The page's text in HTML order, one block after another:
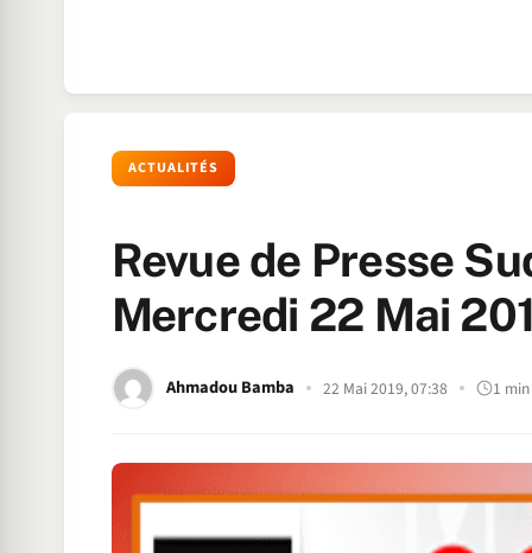
ACTUALITÉS
Revue de Presse
Mercredi 22 Mai
Ahmadou Bamba 22 Mai 2019, 07:38 1 min